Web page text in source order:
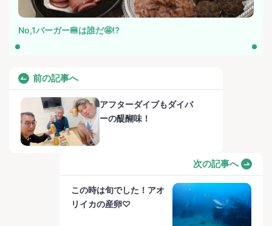
No,1バーガー🍔は誰だ🤩⁉️
前の記事へ
アフターダイブもダイバ
ーの醍醐味！
次の記事へ
この時は旬でした！アオ
リイカの産卵♡